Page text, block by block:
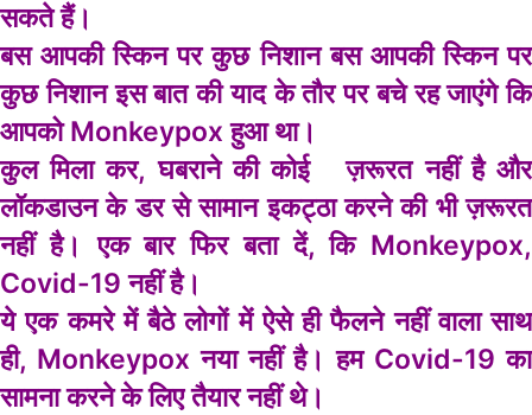
सकते हैं।
बस आपकी स्किन पर कुछ निशान बस आपकी स्किन पर
कुछ निशान इस बात की याद के तौर पर बचे रह जाएंगे कि
आपको Monkeypox हुआ था।
कुल मिला कर, घबराने की कोई ज़रूरत नहीं है और
लॉकडाउन के डर से सामान इकट्ठा करने की भी ज़रूरत
नहीं है। एक बार फिर बता दें, कि Monkeypox,
Covid-19 नहीं है।
ये एक कमरे में बैठे लोगों में ऐसे ही फैलने नहीं वाला साथ
ही, Monkeypox नया नहीं है। हम Covid-19 का
सामना करने के लिए तैयार नहीं थे।